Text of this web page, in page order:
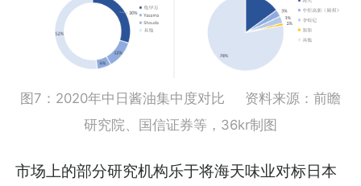
图7：2020年中日酱油集中度对比 资料来源：前瞻
研究院、国信证券等，36kr制图
市场上的部分研究机构乐于将海天味业对标日本